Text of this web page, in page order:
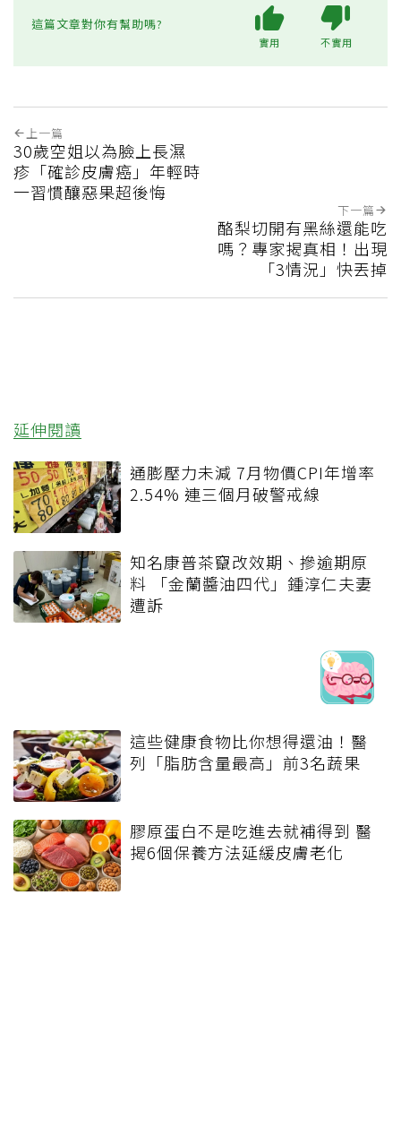
這篇文章對你有幫助嗎?
實用 不實用
上一篇
30歲空姐以為臉上長濕
疹「確診皮膚癌」年輕時
一習慣釀惡果超後悔
下一篇
酪梨切開有黑絲還能吃
嗎？專家揭真相！出現
「3情況」快丟掉
延伸閱讀
通膨壓力未減 7月物價CPI年增率
2.54% 連三個月破警戒線
知名康普茶竄改效期、摻逾期原
料 「金蘭醬油四代」鍾淳仁夫妻
遭訴
這些健康食物比你想得還油！醫
列「脂肪含量最高」前3名蔬果
膠原蛋白不是吃進去就補得到 醫
揭6個保養方法延緩皮膚老化